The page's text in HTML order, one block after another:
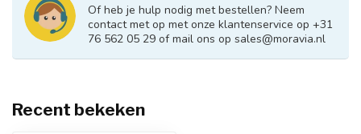
Of heb je hulp nodig met bestellen? Neem
contact met op met onze klantenservice op +31
76 562 05 29 of mail ons op sales@moravia.nl
Recent bekeken